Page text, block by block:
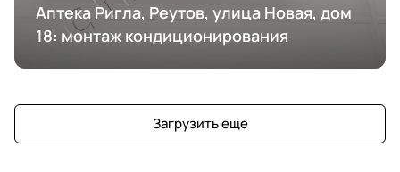
Аптека Ригла, Реутов, улица Новая, дом
18: монтаж кондиционирования
Загрузить еще